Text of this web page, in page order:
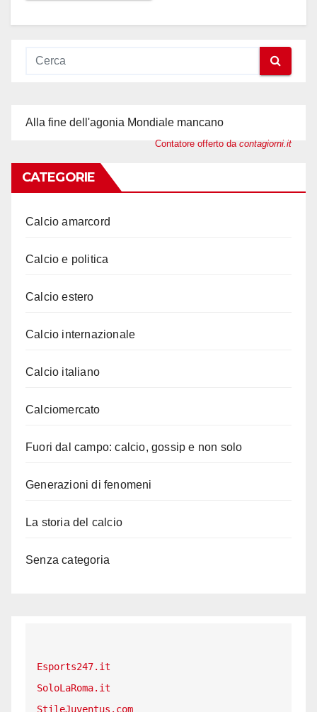
Alla fine dell'agonia Mondiale mancano
Contatore offerto da contagiorni.it
CATEGORIE
Calcio amarcord
Calcio e politica
Calcio estero
Calcio internazionale
Calcio italiano
Calciomercato
Fuori dal campo: calcio, gossip e non solo
Generazioni di fenomeni
La storia del calcio
Senza categoria
Esports247.it
SoloLaRoma.it
StileJuventus.com